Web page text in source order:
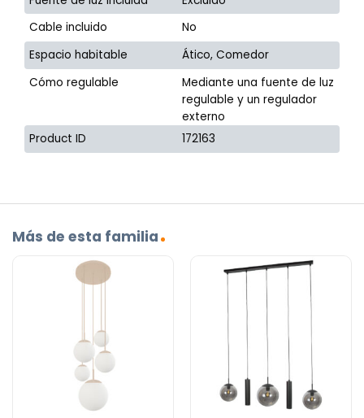
Cable incluido
No
Espacio habitable
Ático, Comedor
Cómo regulable
Mediante una fuente de luz
regulable y un regulador
externo
Product ID
172163
Más de esta familia